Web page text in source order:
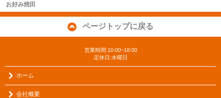
お好み焼田
ページトップに戻る
営業時間:10:00~18:00
定休日:水曜日
ホーム
会社概要